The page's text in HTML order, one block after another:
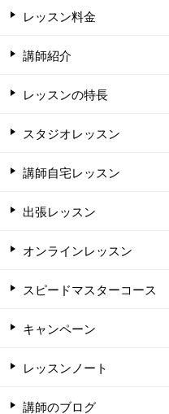
レッスン料金
講師紹介
レッスンの特長
スタジオレッスン
講師自宅レッスン
出張レッスン
オンラインレッスン
スピードマスターコース
キャンペーン
レッスンノート
講師のブログ